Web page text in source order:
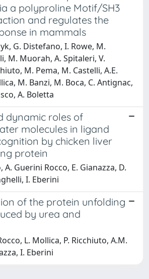
a polyproline Motif/SH3
and regulates the
in mammals
G. Distefano, I. Rowe, M.
M. Muorah, A. Spitaleri, V.
M. Pema, M. Castelli, A.E.
M. Banzi, M. Boca, C. Antignac,
A. Boletta
dynamic roles of
molecules in ligand
by chicken liver
protein
A. Guerini Rocco, E. Gianazza, D.
I. Eberini
of the protein unfolding
by urea and
L. Mollica, P. Ricchiuto, A.M.
I. Eberini